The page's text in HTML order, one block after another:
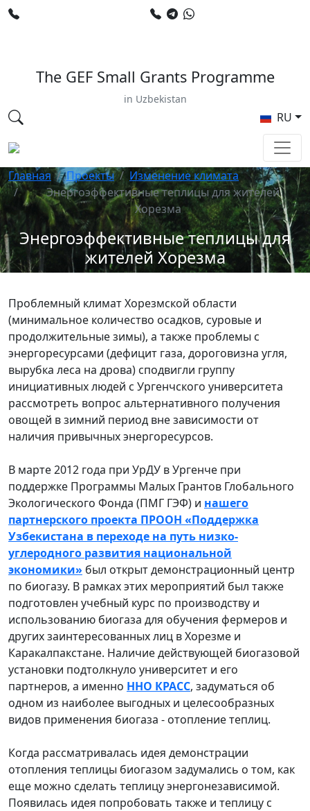
The GEF Small Grants Programme
in Uzbekistan
RU
Главная Проекты
Изменение климата
Энергоэффективные теплицы для жителей
Хорезма
Энергоэффективные теплицы для
жителей Хорезма
Проблемный климат Хорезмской области
(минимальное количество осадков, суровые и
продолжительные зимы), а также проблемы с
энергоресурсами (дефицит газа, дороговизна угля,
вырубка леса на дрова) сподвигли группу
инициативных людей с Ургенчского университета
рассмотреть вопрос альтернативного получения
овощей в зимний период вне зависимости от
наличия привычных энергоресурсов.
В марте 2012 года при УрДУ в Ургенче при
поддержке Программы Малых Грантов Глобального
Экологического Фонда (ПМГ ГЭФ) и нашего
партнерского проекта ПРООН «Поддержка
Узбекистана в переходе на путь низко-
углеродного развития национальной
экономики» был открыт демонстрационный центр
по биогазу. В рамках этих мероприятий был также
подготовлен учебный курс по производству и
использованию биогаза для обучения фермеров и
других заинтересованных лиц в Хорезме и
Каракалпакстане. Наличие действующей биогазовой
установки подтолкнуло университет и его
партнеров, а именно ННО КРАСС, задуматься об
одном из наиболее выгодных и целесообразных
видов применения биогаза - отопление теплиц.
Когда рассматривалась идея демонстрации
отопления теплицы биогазом задумались о том, как
еще можно сделать теплицу энергонезависимой.
Появилась идея попробовать также и теплицу с